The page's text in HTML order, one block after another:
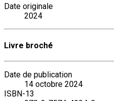
Date originale
2024
Livre broché
Date de publication
14 octobre 2024
ISBN-13